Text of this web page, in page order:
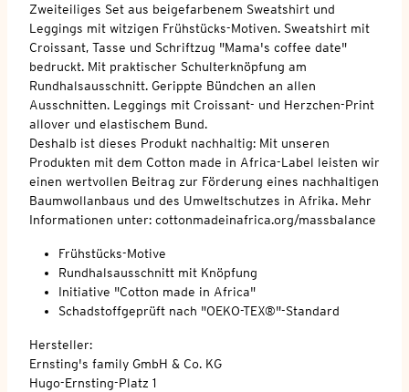
Zweiteiliges Set aus beigefarbenem Sweatshirt und
Leggings mit witzigen Frühstücks-Motiven. Sweatshirt mit
Croissant, Tasse und Schriftzug "Mama's coffee date"
bedruckt. Mit praktischer Schulterknöpfung am
Rundhalsausschnitt. Gerippte Bündchen an allen
Ausschnitten. Leggings mit Croissant- und Herzchen-Print
allover und elastischem Bund.
Deshalb ist dieses Produkt nachhaltig: Mit unseren
Produkten mit dem Cotton made in Africa-Label leisten wir
einen wertvollen Beitrag zur Förderung eines nachhaltigen
Baumwollanbaus und des Umweltschutzes in Afrika. Mehr
Informationen unter: cottonmadeinafrica.org/massbalance
Frühstücks-Motive
Rundhalsausschnitt mit Knöpfung
Initiative "Cotton made in Africa"
Schadstoffgeprüft nach "OEKO-TEX®"-Standard
Hersteller:
Ernsting's family GmbH & Co. KG
Hugo-Ernsting-Platz 1